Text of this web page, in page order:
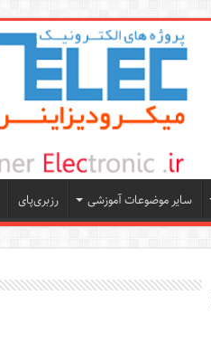
سایر موضوعات آموزشی رزبری‌پای